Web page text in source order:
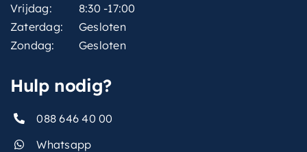
Vrijdag:
8:30 -17:00
Zaterdag:
Gesloten
Zondag:
Gesloten
Hulp nodig?
088 646 40 00
Whatsapp